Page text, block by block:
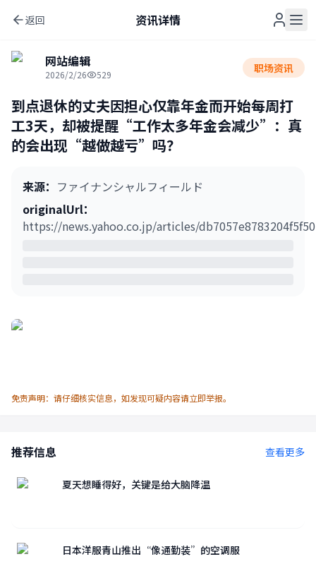
返回 资讯详情
网站编辑
2026/2/26 529 职场资讯
到点退休的丈夫因担心仅靠年金而开始每周打
工3天，却被提醒“工作太多年金会减少”：真
的会出现“越做越亏”吗？
来源： ファイナンシャルフィールド
originalUrl：
https://news.yahoo.co.jp/articles/
免责声明：请仔细核实信息，如发现可疑内容请立即举报。
推荐信息 查看更多
夏天想睡得好，关键是给大脑降温
日本洋服青山推出“像通勤装”的空调服